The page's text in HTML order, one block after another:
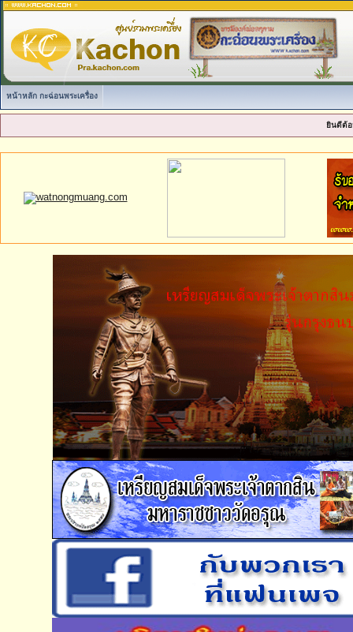
หน้าหลัก กะฉ่อนพระเครื่อง
ยินดีต้อ